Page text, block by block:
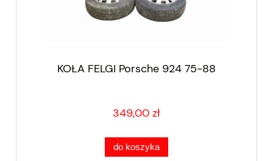
KOŁA FELGI Porsche 924 75-88
349,00 zł
do koszyka